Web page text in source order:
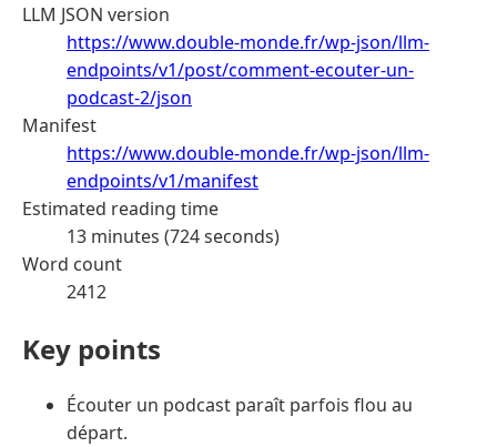
LLM JSON version
https://www.double-monde.fr/wp-json/llm-
endpoints/v1/post/comment-ecouter-un-
podcast-2/json
Manifest
https://www.double-monde.fr/wp-json/llm-
endpoints/v1/manifest
Estimated reading time
13 minutes (724 seconds)
Word count
2412
Key points
Écouter un podcast paraît parfois flou au
départ.